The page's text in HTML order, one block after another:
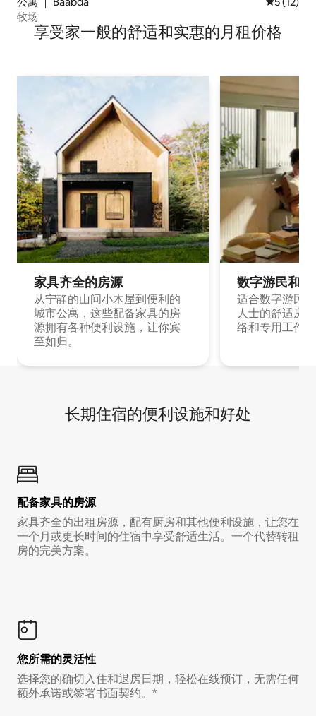
牧场
享受家一般的舒适和实惠的月租价格
家具齐全的房源
从宁静的山间小木屋到便利的
城市公寓，这些配备家具的房
源拥有各种便利设施，让你宾
至如归。
数字游民和
适合数字游民
人士的舒适房
络和专用工作
长期住宿的便利设施和好处
配备家具的房源
家具齐全的出租房源，配有厨房和其他便利设施，让您在
一个月或更长时间的住宿中享受舒适生活。一个代替转租
房的完美方案。
您所需的灵活性
选择您的确切入住和退房日期，轻松在线预订，无需任何
额外承诺或签署书面契约。*